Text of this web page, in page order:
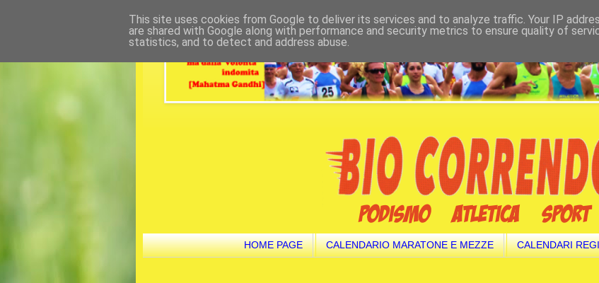
HOME PAGE CALENDARIO MARATONE E MEZZE CALENDARI
This site uses cookies from Google to deliver its services and to analyze traffic. Your IP
are shared with Google along with performance and security metrics to ensure quality of
statistics, and to detect and address abuse.